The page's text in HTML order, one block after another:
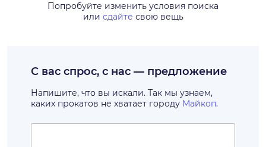
Попробуйте изменить условия поиска
или сдайте свою вещь
С вас спрос, с нас — предложение
Напишите, что вы искали. Так мы узнаем,
каких прокатов не хватает городу Майкоп.